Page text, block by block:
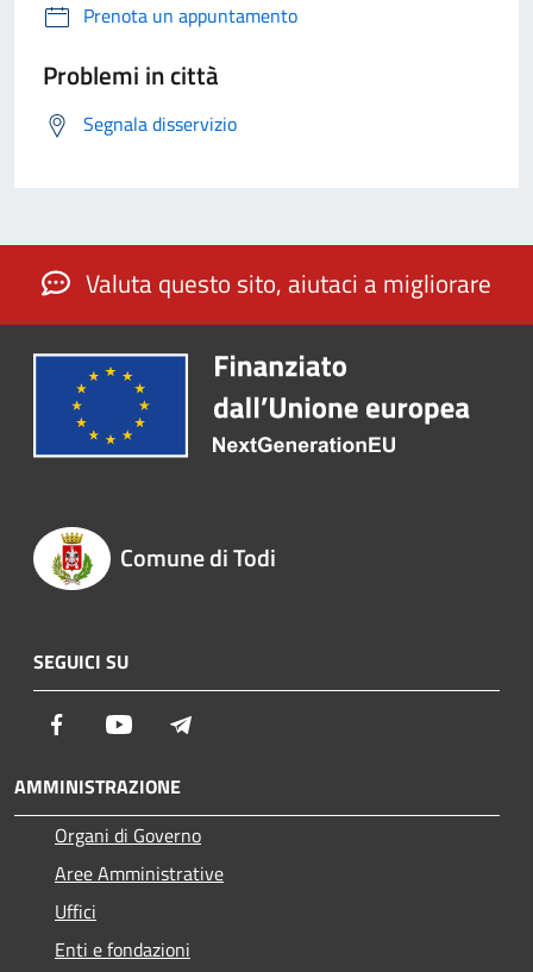
Prenota un appuntamento
Problemi in città
Segnala disservizio
Valuta questo sito, aiutaci a migliorare
Comune di Todi
SEGUICI SU
Facebook Youtube
AMMINISTRAZIONE
Organi di Governo
Aree Amministrative
Uffici
Enti e fondazioni